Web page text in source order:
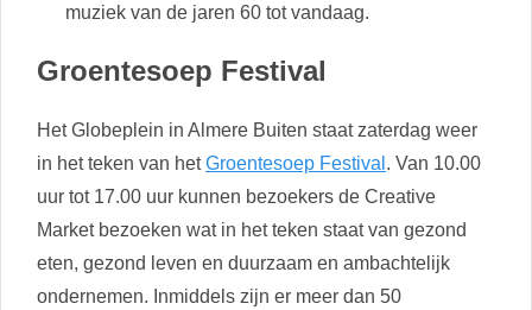
muziek van de jaren 60 tot vandaag.
Groentesoep Festival
Het Globeplein in Almere Buiten staat zaterdag weer
in het teken van hetGroentesoep Festival . Van 10.00
uur tot 17.00 uur kunnen bezoekers de Creative
Market bezoeken wat in het teken staat van gezond
eten, gezond leven en duurzaam en ambachtelijk
ondernemen. Inmiddels zijn er meer dan 50